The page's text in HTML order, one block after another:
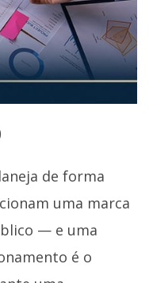
de forma
uma marca
— e uma
é o